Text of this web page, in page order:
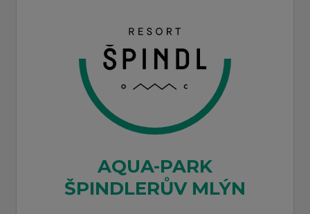
AQUA-PARK
ŠPINDLERŮV MLÝN